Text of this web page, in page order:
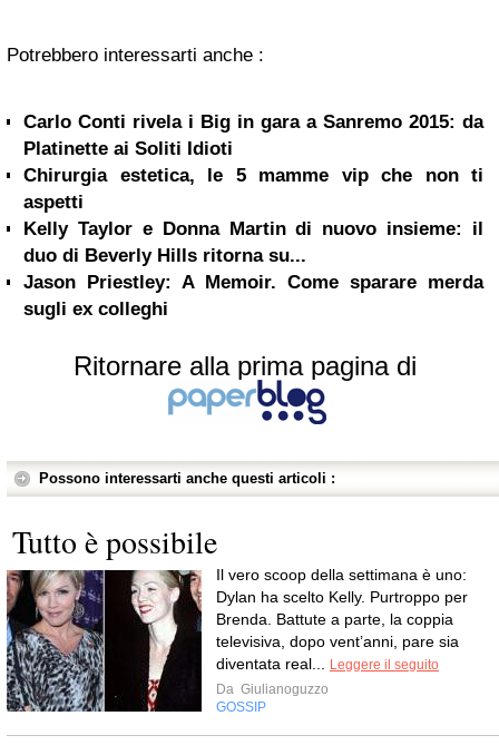
Potrebbero interessarti anche :
Carlo Conti rivela i Big in gara a Sanremo 2015: da
Platinette ai Soliti Idioti
Chirurgia estetica, le 5 mamme vip che non ti
aspetti
Kelly Taylor e Donna Martin di nuovo insieme: il
duo di Beverly Hills ritorna su...
Jason Priestley: A Memoir. Come sparare merda
sugli ex colleghi
Ritornare alla prima pagina di
Possono interessarti anche questi articoli :
Tutto è possibile
Il vero scoop della settimana è uno:
Dylan ha scelto Kelly. Purtroppo per
Brenda. Battute a parte, la coppia
televisiva, dopo vent’anni, pare sia
diventata real...
Leggere il seguito
Da Giulianoguzzo
GOSSIP